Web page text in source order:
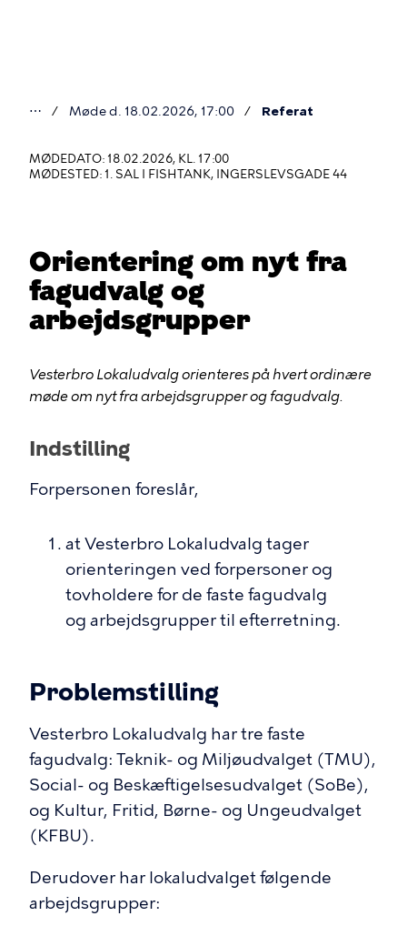
er
her
⋯ Møde d. 18.02.2026, 17:00 Referat
MØDEDATO: 18.02.2026, KL. 17:00
MØDESTED: 1. SAL I FISHTANK, INGERSLEVSGADE 44
Orientering om nyt fra
fagudvalg og
arbejdsgrupper
Vesterbro Lokaludvalg orienteres på hvert ordinære
møde om nyt fra arbejdsgrupper og fagudvalg.
Indstilling
Forpersonen foreslår,
at Vesterbro Lokaludvalg tager
orienteringen ved forpersoner og
tovholdere for de faste fagudvalg
og arbejdsgrupper til efterretning.
Problemstilling
Vesterbro Lokaludvalg har tre faste
fagudvalg: Teknik- og Miljøudvalget (TMU),
Social- og Beskæftigelsesudvalget (SoBe),
og Kultur, Fritid, Børne- og Ungeudvalget
(KFBU).
Derudover har lokaludvalget følgende
arbejdsgrupper: